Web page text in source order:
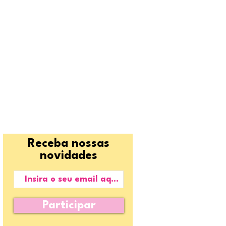
Receba nossas
novidades
Participar